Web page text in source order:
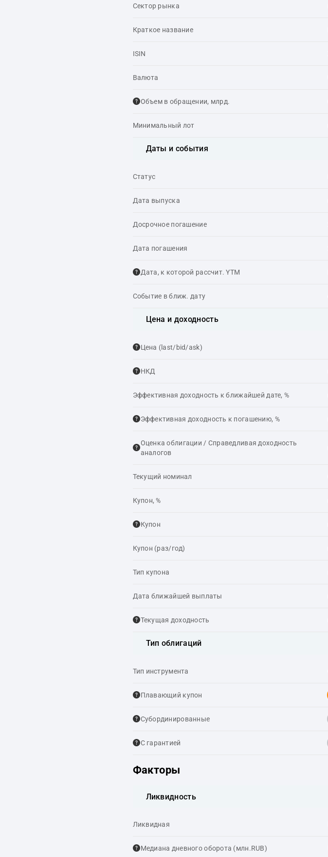
Сектор рынка
Краткое название
ISIN
Валюта
Объем в обращении, млрд.
Минимальный лот
Даты и события
Статус
Дата выпуска
Досрочное погашение
Дата погашения
Дата, к которой рассчит. YTM
Событие в ближ. дату
Цена и доходность
Цена (last/bid/ask)
НКД
Эффективная доходность к ближайшей дате, %
Эффективная доходность к погашению, %
Оценка облигации / Справедливая доходность
аналогов
Текущий номинал
Купон, %
Купон
Купон (раз/год)
Тип купона
Дата ближайшей выплаты
Текущая доходность
Тип облигаций
Тип инструмента
Плавающий купон
Cубординированные
С гарантией
Факторы
Ликвидность
Ликвидная
Медиана дневного оборота (млн.RUB)